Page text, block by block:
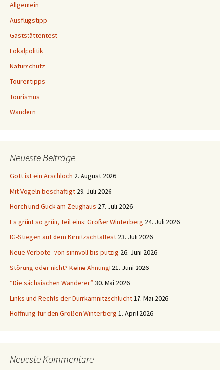
Allgemein
Ausflugstipp
Gaststättentest
Lokalpolitik
Naturschutz
Tourentipps
Tourismus
Wandern
Neueste Beiträge
Gott ist ein Arschloch 2. August 2026
Mit Vögeln beschäftigt 29. Juli 2026
Horch und Guck am Zeughaus 27. Juli 2026
Es grünt so grün, Teil eins: Großer Winterberg 24. Juli 2026
IG-Stiegen auf dem Kirnitzschtalfest 23. Juli 2026
Neue Verbote–von sinnvoll bis putzig 26. Juni 2026
Störung oder nicht? Keine Ahnung! 21. Juni 2026
“Die sächsischen Wanderer” 30. Mai 2026
Links und Rechts der Dürrkamnitzschlucht17. Mai 2026
Hoffnung für den Großen Winterberg 1. April 2026
Neueste Kommentare